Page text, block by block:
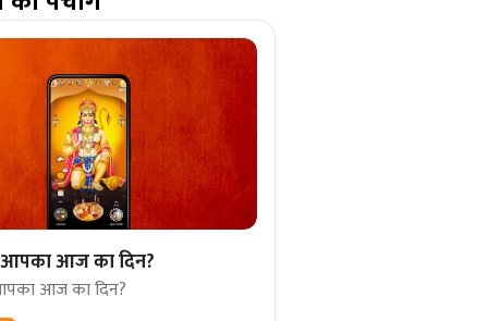
आज का दिन?
आज का दिन?